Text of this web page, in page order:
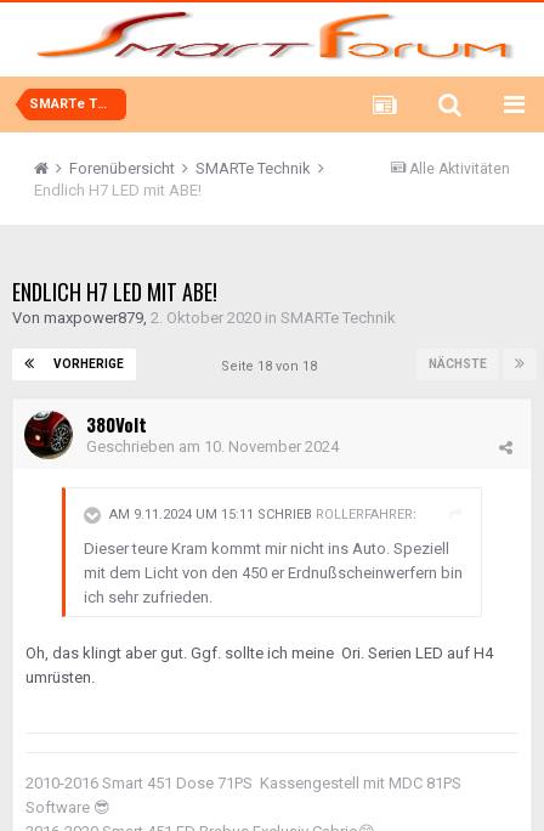
SMARTe Technik
Alle Aktivitäten
Forenübersicht
SMARTe Technik
Endlich H7 LED mit ABE!
ENDLICH H7 LED MIT ABE!
Von maxpower879, 2. Oktober 2020 in SMARTe Technik
VORHERIGE NÄCHSTE
Seite 18 von 18
380Volt
Geschrieben am 10. November 2024
AM 9.11.2024 UM 15:11 SCHRIEB ROLLERFAHRER:
Dieser teure Kram kommt mir nicht ins Auto. Speziell
mit dem Licht von den 450 er Erdnußscheinwerfern bin
ich sehr zufrieden.
Oh, das klingt aber gut. Ggf. sollte ich meine Ori. Serien LED auf H4
umrüsten.
2010-2016 Smart 451 Dose 71PS Kassengestell mit MDC 81PS
Software 😎